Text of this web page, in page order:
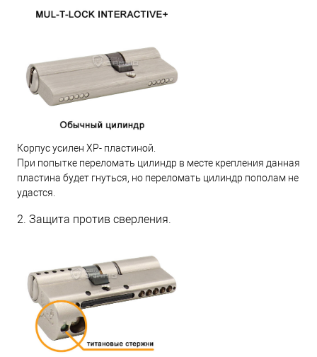
Корпус усилен XP- пластиной.
При попытке переломать цилиндр в месте крепления данная
пластина будет гнуться, но переломать цилиндр пополам не
удастся.
2. Защита против сверления.